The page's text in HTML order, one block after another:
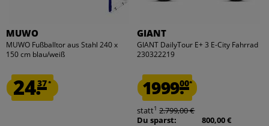
MUWO
MUWO Fußballtor aus Stahl 240 x
150 cm blau/weiß
24.37*
GIANT
GIANT DailyTour E+ 3 E-City Fahrrad
230322219
1999.00*
statt1 2.799,00 €
Du sparst:
800,00 €